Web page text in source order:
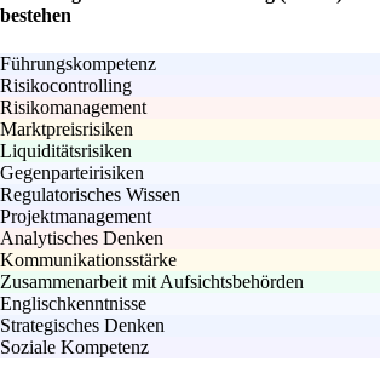
bestehen
Führungskompetenz
Risikocontrolling
Risikomanagement
Marktpreisrisiken
Liquiditätsrisiken
Gegenparteirisiken
Regulatorisches Wissen
Projektmanagement
Analytisches Denken
Kommunikationsstärke
Zusammenarbeit mit Aufsichtsbehörden
Englischkenntnisse
Strategisches Denken
Soziale Kompetenz